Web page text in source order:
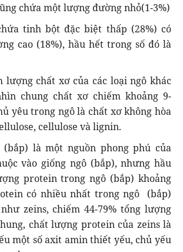
chứa một lượng đường nhỏ(1-3%)
tinh bột đặc biệt thấp (28%) có
cao (18%), hầu hết trong số đó là
lượng chất xơ của các loại ngô khác
chung chất xơ chiếm khoảng 9-
yêu trong ngô là chất xơ không hòa
cellulose và lignin.
(bắp) là một nguồn phong phú của
vào giống ngô (bắp), nhưng hầu
protein trong ngô (bắp) khoảng
có nhiều nhất trong ngô (bắp)
zeins, chiếm 44-79% tổng lượng
chất lượng protein của zeins là
một số axit amin thiết yếu, chủ yếu